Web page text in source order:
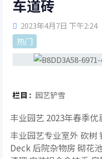
车道砖
2023年4月7日 下午2:24
热门
栏目 : 园艺铲雪
丰业园艺 2023年春季
丰业园艺专业室外 砍树
Deck 后院杂物房 砌花